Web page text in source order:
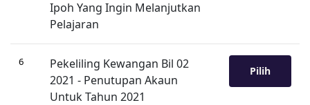
Ipoh Yang Ingin Melanjutkan
Pelajaran
6
Pekeliling Kewangan Bil 02
2021 - Penutupan Akaun
Untuk Tahun 2021
Pilih